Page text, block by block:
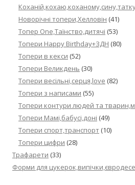
Новорічні топери,Хелловін (41)
Топер One,Таїнство,дитячі (53)
Топери Happy Birthday+ЗДН (80)
Топери в кекси (52)
Топери Великдень (30)
Топери весільні,серця,love (82)
Топери з написами (55)
Топери контури людей та
Топери Мамі,бабусі,доні (49)
Топери спорт,транспорт (10)
Топери цифри (28)
Трафарети (33)
Форми для